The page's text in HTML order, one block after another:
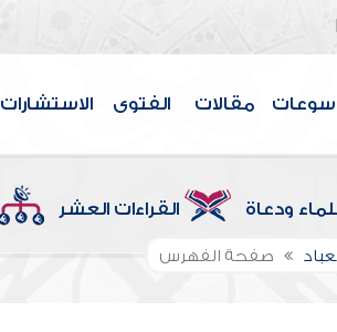
مقالات الفتوى الاستشارات
ودعاة القراءات العشر
صفحة الفهرس